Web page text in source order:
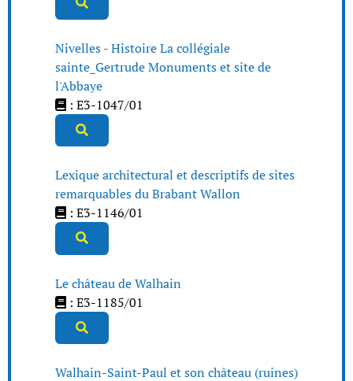
Nivelles - Histoire La collégiale
sainte_Gertrude Monuments et site de
l'Abbaye
: E3-1047/01
Lexique architectural et descriptifs de sites
remarquables du Brabant Wallon
: E3-1146/01
Le château de Walhain
: E3-1185/01
Walhain-Saint-Paul et son château (ruines)